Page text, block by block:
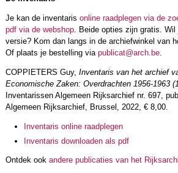
Je kan de inventaris online raadplegen via de
pdf via de webshop. Beide opties zijn gratis. Wil
versie? Kom dan langs in de archiefwinkel van
Of plaats je bestelling via publicat@arch.be.
COPPIETERS Guy, Inventaris van het archief
Economische Zaken: Overdrachten 1956-1963
Inventarissen Algemeen Rijksarchief nr. 697,
Algemeen Rijksarchief, Brussel, 2022, € 8,00.
Inventaris online raadplegen
Inventaris downloaden als pdf
​Ontdek ook andere publicaties van het